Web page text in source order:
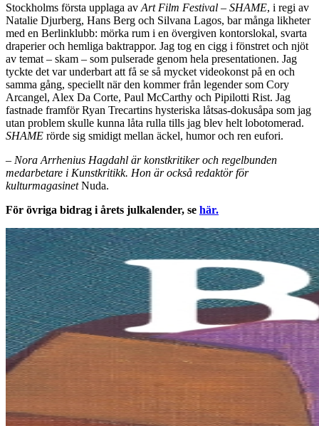
Stockholms första upplaga av Art Film Festival – SHAME, i regi av
Natalie Djurberg, Hans Berg och Silvana Lagos, bar många likheter
med en Berlinklubb: mörka rum i en övergiven kontorslokal, svarta
draperier och hemliga baktrappor. Jag tog en cigg i fönstret och njöt
av temat – skam – som pulserade genom hela presentationen. Jag
tyckte det var underbart att få se så mycket videokonst på en och
samma gång, speciellt när den kommer från legender som Cory
Arcangel, Alex Da Corte, Paul McCarthy och Pipilotti Rist. Jag
fastnade framför Ryan Trecartins hysteriska låtsas-dokusåpa som jag
utan problem skulle kunna låta rulla tills jag blev helt lobotomerad.
SHAME rörde sig smidigt mellan äckel, humor och ren eufori.
– Nora Arrhenius Hagdahl är konstkritiker och regelbunden
medarbetare i Kunstkritikk. Hon är också redaktör för
kulturmagasinetNuda.
För övriga bidrag i årets julkalender, se här.